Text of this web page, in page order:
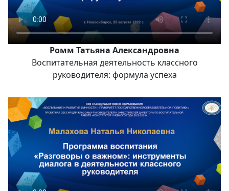
Ромм Татьяна Александровна
Воспитательная деятельность классного
руководителя: формула успеха